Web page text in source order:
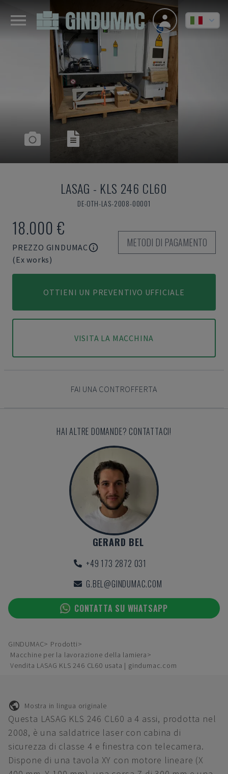
LASAG - KLS 246 CL60
DE-OTH-LAS-2008-00001
18.000 €
PREZZO GINDUMAC
(Ex works)
METODI DI PAGAMENTO
OTTIENI UN PREVENTIVO UFFICIALE
VISITA LA MACCHINA
FAI UNA CONTROFFERTA
HAI ALTRE DOMANDE? CONTATTACI!
GERARD BEL
+49 173 2872 031
G.BEL@GINDUMAC.COM
CONTATTA SU WHATSAPP
GINDUMAC
Prodotti
Macchine per la lavorazione della lamiera
Vendita LASAG KLS 246 CL60 usata | gindumac.com
Mostra in lingua originale
Questa LASAG KLS 246 CL60 a 4 assi, prodotta nel
2008, è una saldatrice laser con cabina di
sicurezza di classe 4 e finestra con telecamera.
Dispone di una tavola XY con motore lineare (X